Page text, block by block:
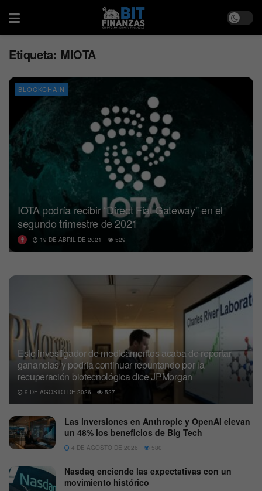
Etiqueta: MIOTA
BLOCKCHAIN
IOTA podría recibir “Direct Fiat Gateway” en el
segundo trimestre de 2021
19 DE ABRIL DE 2021 529
Este investigador de medicamentos acaba de reportar
ganancias y podría continuar repuntando por la
recuperación biotecnológica dice JPMorgan
9 DE AGOSTO DE 2026 527
Las inversiones en Anthropic y OpenAI elevan
un 48% los beneficios de Big Tech
4 DE AGOSTO DE 2026 580
Nasdaq enciende las expectativas con un
movimiento histórico